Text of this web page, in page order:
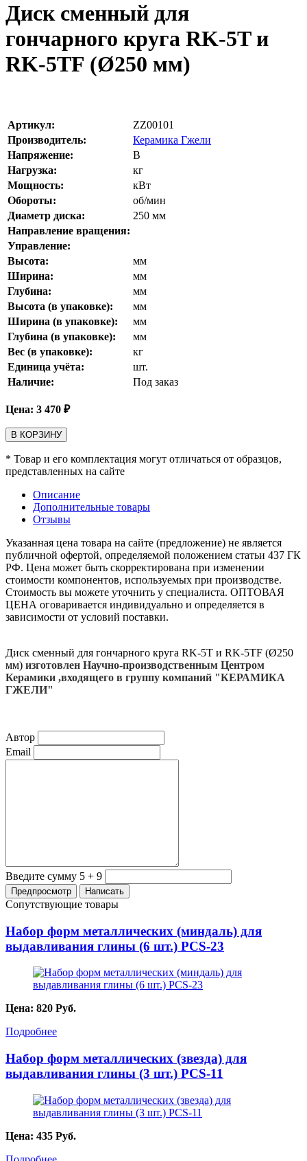
Диск сменный для
гончарного круга RK-5T и
RK-5TF (Ø250 мм)
Артикул:
ZZ00101
Производитель:
Керамика Гжели
Напряжение:
В
Нагрузка:
кг
Мощность:
кВт
Обороты:
об/мин
Диаметр диска:
250 мм
Направление вращения:
Управление:
Высота:
мм
Ширина:
мм
Глубина:
мм
Высота (в упаковке):
мм
Ширина (в упаковке):
мм
Глубина (в упаковке):
мм
Вес (в упаковке):
кг
Единица учёта:
шт.
Наличие:
Под заказ
Цена: 3 470 ₽
В КОРЗИНУ
* Товар и его комплектация могут отличаться от образцов,
представленных на сайте
Описание
Дополнительные товары
Отзывы
Указанная цена товара на сайте (предложение) не является
публичной офертой, определяемой положением статьи 437 ГК
РФ. Цена может быть скорректирована при изменении
стоимости компонентов, используемых при производстве.
Стоимость вы можете уточнить у специалиста. ОПТОВАЯ
ЦЕНА оговаривается индивидуально и определяется в
зависимости от условий поставки.
Диск сменный для гончарного круга RK-5T и RK-5TF (Ø250
мм) изготовлен Научно-производственным Центром
Керамики ,входящего в группу компаний "КЕРАМИКА
ГЖЕЛИ"
Автор
Email
Введите сумму 5 + 9
Сопутствующие товары
Набор форм металлических (миндаль) для
выдавливания глины (6 шт.) PCS-23
Цена: 820 Руб.
Подробнее
Набор форм металлических (звезда) для
выдавливания глины (3 шт.) PCS-11
Цена: 435 Руб.